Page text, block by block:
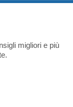
migliori e più